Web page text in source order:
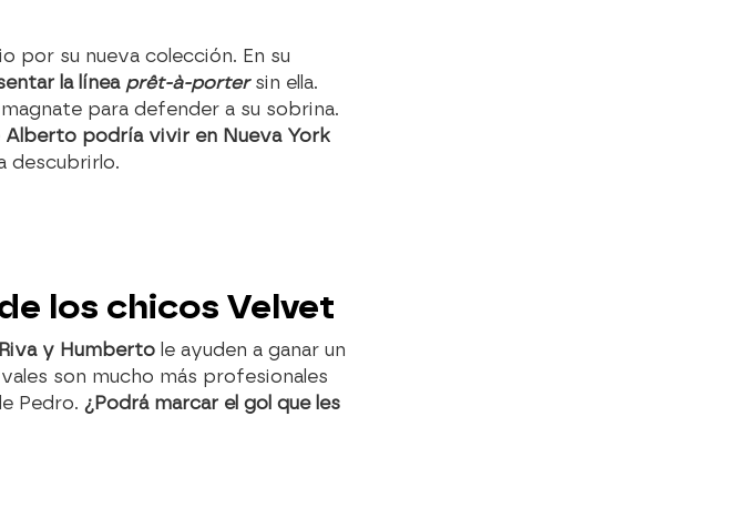
por su nueva colección. En su
la línea prêt-à-portersin ella.
para defender a su sobrina.
Alberto podría vivir en Nueva York
descubrirlo.
los chicos Velvet
y Humberto le ayuden a ganar un
son mucho más profesionales
Pedro. ¿Podrá marcar el gol que les